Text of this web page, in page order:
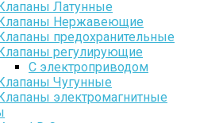
Латунные
Нержавеющие
предохранительные
регулирующие
С электроприводом
Чугунные
электромагнитные